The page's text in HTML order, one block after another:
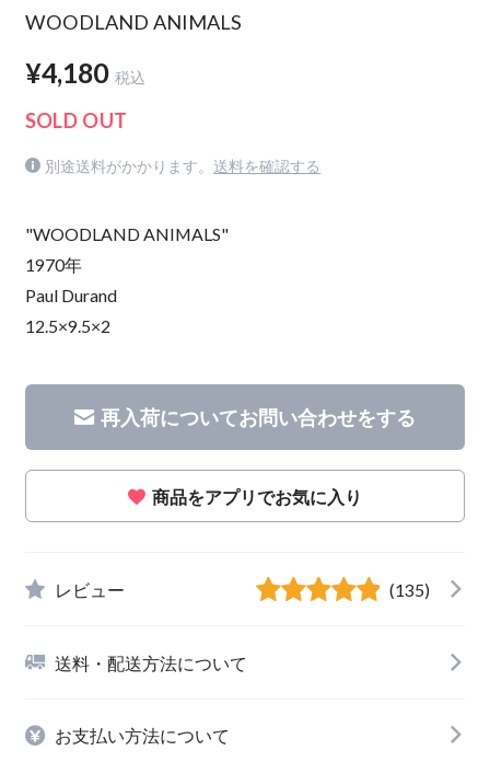
WOODLAND ANIMALS
¥4,180 税込
SOLD OUT
別途送料がかかります。 送料を確認する
"WOODLAND ANIMALS"
1970年
Paul Durand
12.5×9.5×2
再入荷についてお問い合わせをする
商品をアプリでお気に入り
レビュー (135)
送料・配送方法について
お支払い方法について